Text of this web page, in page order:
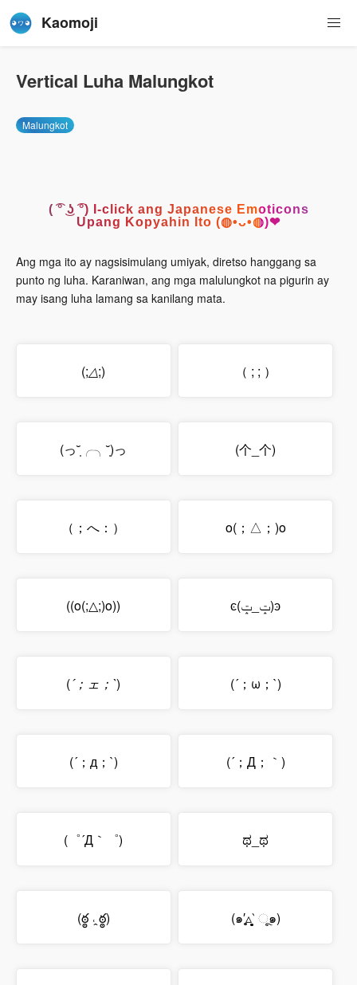
Kaomoji
Vertical Luha Malungkot
Malungkot
( ͡° ͜ʖ ͡°) I-click ang Japanese Emoticons
Upang Kopyahin Ito (◍•ᴗ•◍)❤
Ang mga ito ay nagsisimulang umiyak, diretso hanggang sa
punto ng luha. Karaniwan, ang mga malulungkot na pigurin ay
may isang luha lamang sa kanilang mata.
(;△;) （ ; ; ）
(っ˘̩╭╮˘̩)っ (个_个)
（；へ：） o(；△；)o
((o(;△;)o)) ͼ(ݓ_ݓ)ͽ
(´；ェ；`) (´；ω；`)
(´；д；`) (´；Д；｀)
(゜´Д｀゜) ಥ_ಥ
(ఠ్ఠ ˓̭ ఠ్ఠ) (๑′̥̥̥▵‵̥̥̥ ૂ๑)